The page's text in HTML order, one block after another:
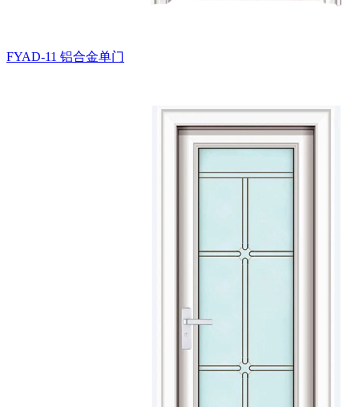
FYAD-11 铝合金单门